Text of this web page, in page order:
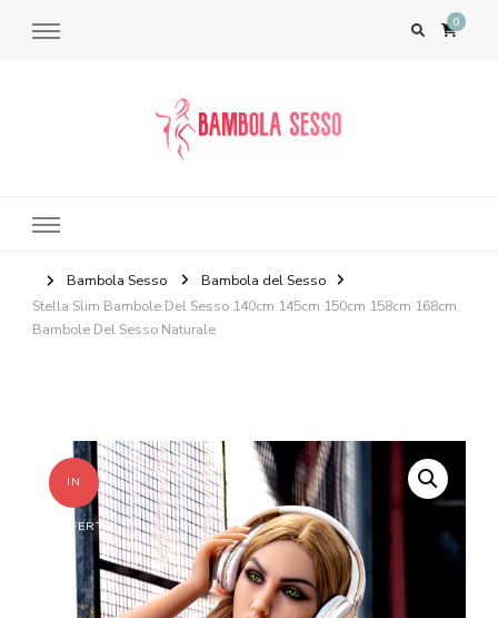
0
Bambola Sesso
Bambola del Sesso
Stella Slim Bambole Del Sesso 140cm 145cm 150cm 158cm 168cm
Bambole Del Sesso Naturale
IN
OFFERTA!